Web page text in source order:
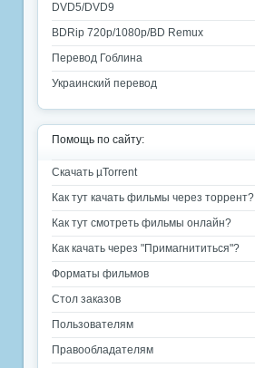
DVD5/DVD9
BDRip 720p/1080p/BD Remux
Перевод Гоблина
Украинский перевод
Помощь по сайту:
Скачать µTorrent
Как тут качать фильмы через торрент?
Как тут смотреть фильмы онлайн?
Как качать через "Примагнититься"?
Форматы фильмов
Стол заказов
Пользователям
Правообладателям